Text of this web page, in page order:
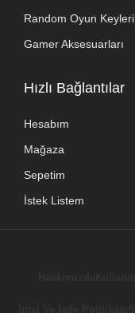
Random Oyun Keyleri
Gamer Aksesuarları
Hızlı Bağlantılar
Hesabım
Mağaza
Sepetim
İstek Listem